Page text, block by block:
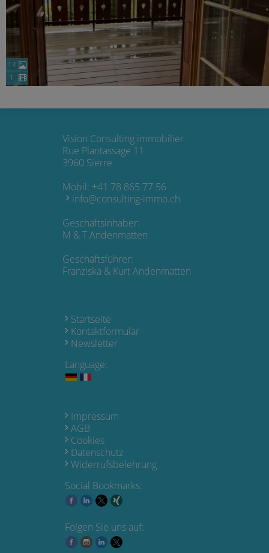
1
14
Vision Consulting immobilier
Rue Plantassage 11
3960 Sierre
Mobil: +41 78 865 77 56
info@consulting-immo.ch
Geschäftsinhaber:
M & T Andenmatten
Geschäftsführer:
Franziska & Kurt Andenmatten
Startseite
Kontaktformular
Newsletter
Language:
Impressum
AGB
Cookies
Datenschutz
Widerrufsbelehrung
Social Bookmarks:
Folgen Sie uns auf: